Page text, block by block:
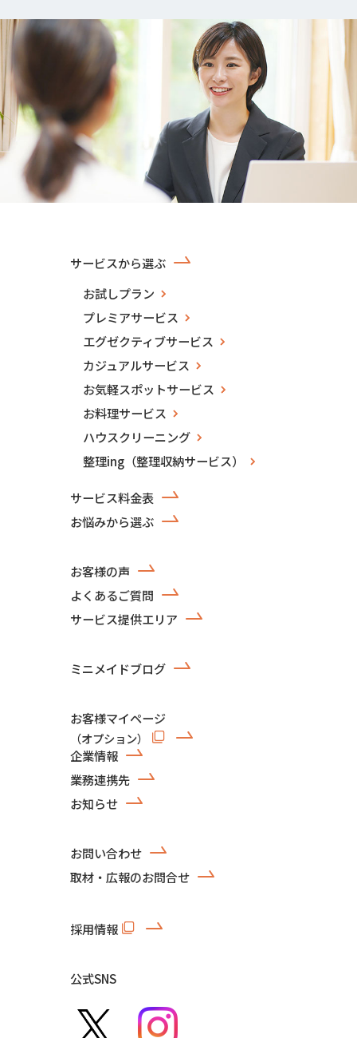
サービスから選ぶ
お試しプラン
プレミアサービス
エグゼクティブサービス
カジュアルサービス
お気軽スポットサービス
お料理サービス
ハウスクリーニング
整理ing（整理収納サービス）
サービス料金表
お悩みから選ぶ
お客様の声
よくあるご質問
サービス提供エリア
ミニメイドブログ
お客様マイページ
（オプション）
企業情報
業務連携先
お知らせ
お問い合わせ
取材・広報のお問合せ
採用情報
公式SNS